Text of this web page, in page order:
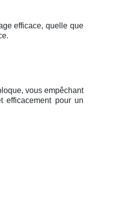
efficace, quelle que
vous empêchant
efficacement pour un